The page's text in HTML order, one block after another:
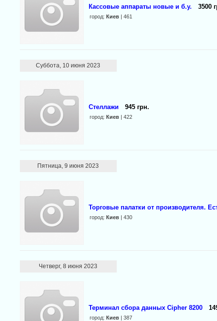
Кассовые аппараты новые и б.у. 3500
город: Киев| 461
Суббота, 10 июня 2023
Стеллажи 945 грн.
город: Киев| 422
Пятница, 9 июня 2023
Торговые палатки от производителя.
город: Киев| 430
Четверг, 8 июня 2023
Терминал сбора данных Cipher 8200
город: Киев| 387